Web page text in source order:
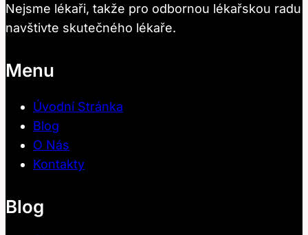
Nejsme lékaři, takže pro odbornou lékařskou radu
navštivte skutečného lékaře.
Menu
Úvodní Stránka
Blog
O Nás
Kontakty
Blog